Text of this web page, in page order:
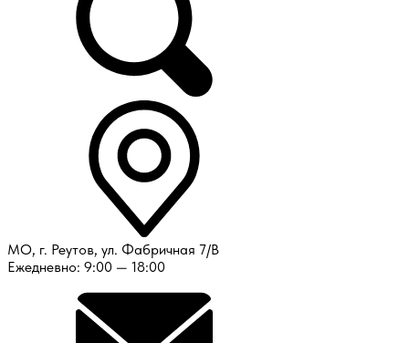
МО, г. Реутов, ул. Фабричная 7/В
Ежедневно: 9:00 — 18:00